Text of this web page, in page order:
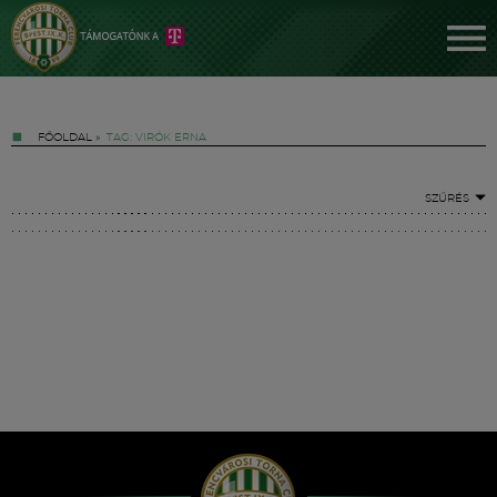
FŐOLDAL » TAG: VIRÓK ERNA
SZŰRÉS
Hírek